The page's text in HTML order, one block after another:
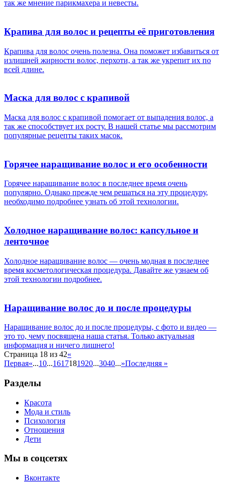
так же мнение парикмахера и невесты.
Крапива для волос и рецепты её приготовления
Крапива для волос очень полезна. Она поможет избавиться от
излишней жирности волос, перхоти, а так же укрепит их по
всей длине.
Маска для волос с крапивой
Маска для волос с крапивой помогает от выпадения волос, а
так же способствует их росту. В нашей статье мы рассмотрим
популярные рецепты таких масок.
Горячее наращивание волос и его особенности
Горячее наращивание волос в последнее время очень
популярно. Однако прежде чем решаться на эту процедуру,
необходимо подробнее узнать об этой технологии.
Холодное наращивание волос: капсульное и
ленточное
Холодное наращивание волос — очень модная в последнее
время косметологическая процедура. Давайте же узнаем об
этой технологии подробнее.
Наращивание волос до и после процедуры
Наращивание волос до и после процедуры, с фото и видео —
это то, чему посвящена наша статья. Только актуальная
информация и ничего лишнего!
Страница 18 из 42«
Первая«...10...1617181920...3040...»Последняя »
Разделы
Красота
Мода и стиль
Психология
Отношения
Дети
Мы в соцсетях
Вконтакте